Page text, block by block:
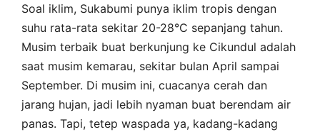
Soal iklim, Sukabumi punya iklim tropis dengan
suhu rata-rata sekitar 20-28°C sepanjang tahun.
Musim terbaik buat berkunjung ke Cikundul adalah
saat musim kemarau, sekitar bulan April sampai
September. Di musim ini, cuacanya cerah dan
jarang hujan, jadi lebih nyaman buat berendam air
panas. Tapi, tetep waspada ya, kadang-kadang